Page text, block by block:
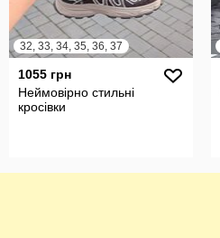
32, 33, 34, 35, 36, 37
1055 грн
Неймовірно стильні
кросівки